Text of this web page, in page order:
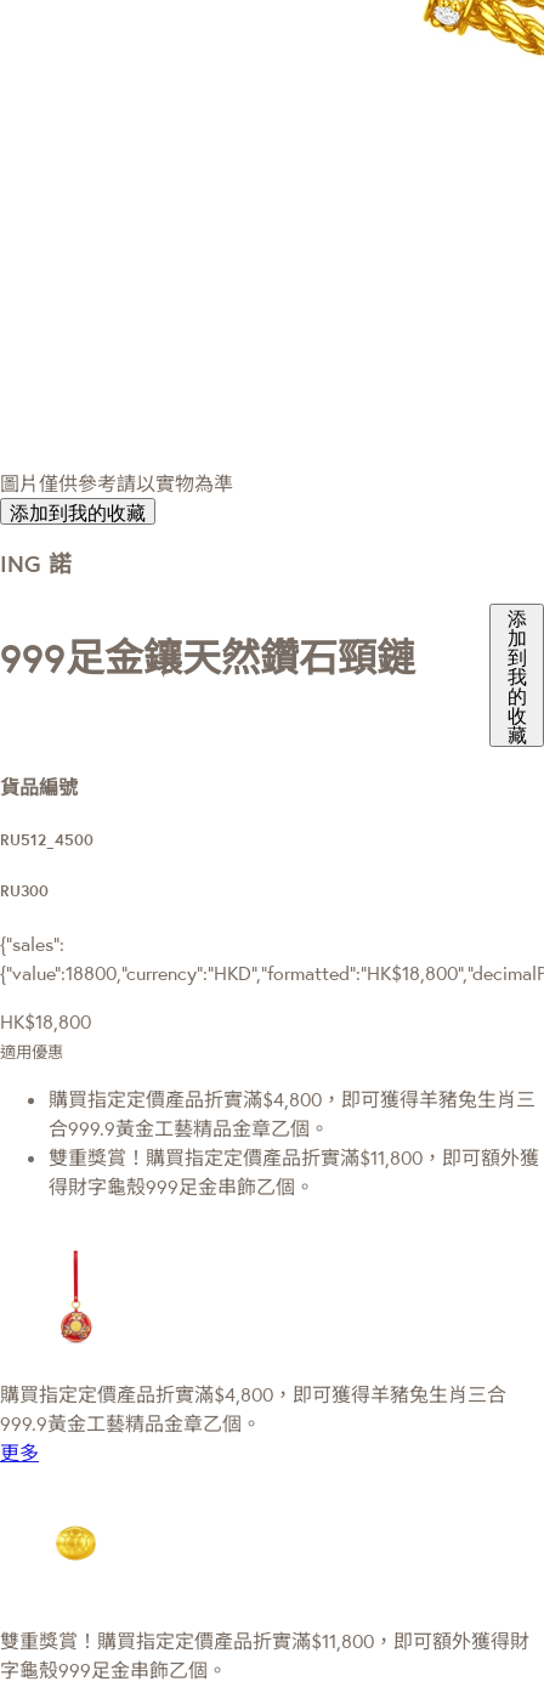
圖片僅供參考請以實物為準
添加到我的收藏
ING 諾
999足金鑲天然鑽石頸鏈
添
加
到
我
的
收
藏
貨品編號
RU512_4500
RU300
{"sales":
HK$18,800
適用優惠
購買指定定價產品折實滿$4,800，即可獲得羊豬兔生肖三
合999.9黃金工藝精品金章乙個。
雙重獎賞！購買指定定價產品折實滿$11,800，即可額外獲
得財字龜殼999足金串飾乙個。
購買指定定價產品折實滿$4,800，即可獲得羊豬兔生肖三合
999.9黃金工藝精品金章乙個。
更多
雙重獎賞！購買指定定價產品折實滿$11,800，即可額外獲得財
字龜殼999足金串飾乙個。